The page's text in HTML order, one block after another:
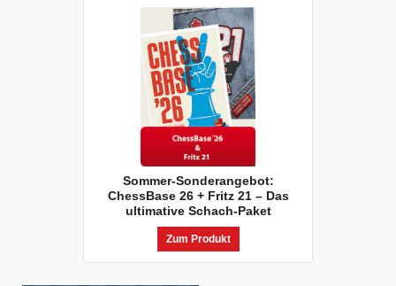
Sommer-Sonderangebot:
ChessBase 26 + Fritz 21 – Das
ultimative Schach-Paket
Zum Produkt